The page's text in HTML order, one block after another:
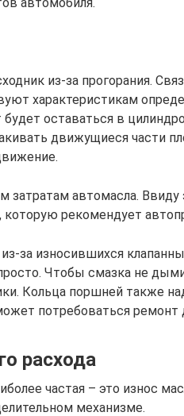
из-за прогорания.
характеристикам
оставаться в
движущиеся части
затратам автомасла.
рекомендует
за износившихся
Чтобы смазка не
Кольца поршней также
потребоваться ремонт
расхода
частая – это износ
механизме.